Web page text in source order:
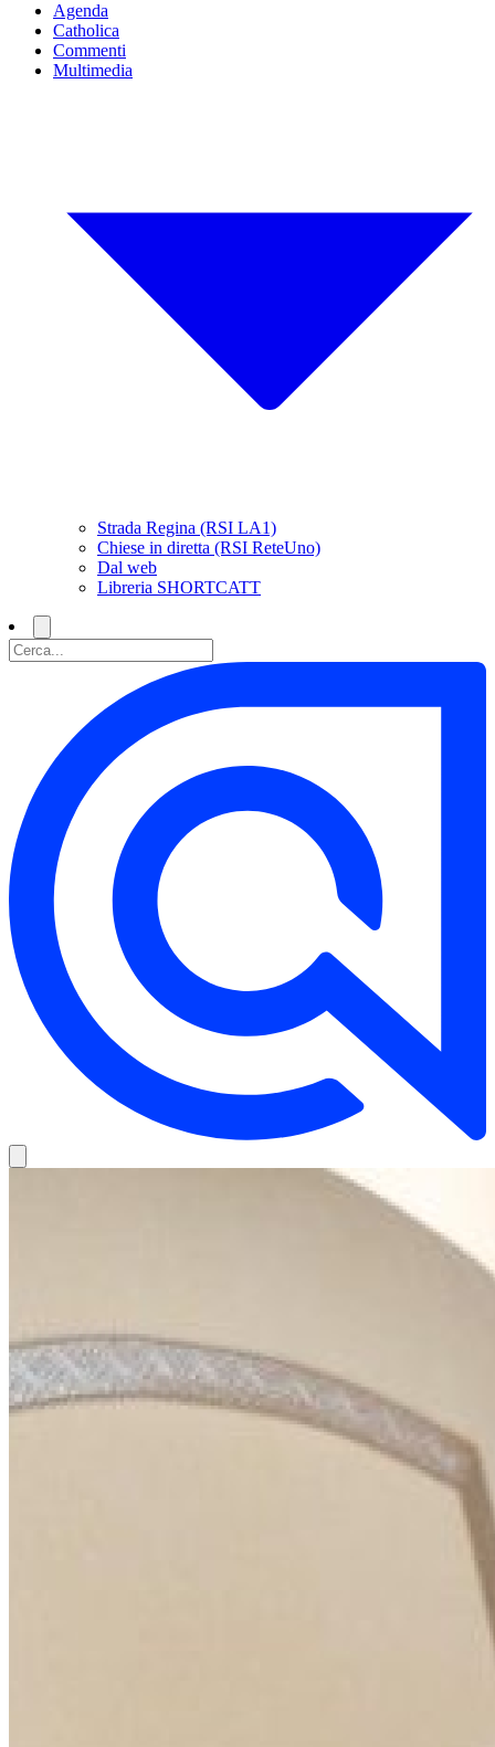
Agenda
Catholica
Commenti
Multimedia
Strada Regina (RSI LA1)
Chiese in diretta (RSI ReteUno)
Dal web
Libreria SHORTCATT